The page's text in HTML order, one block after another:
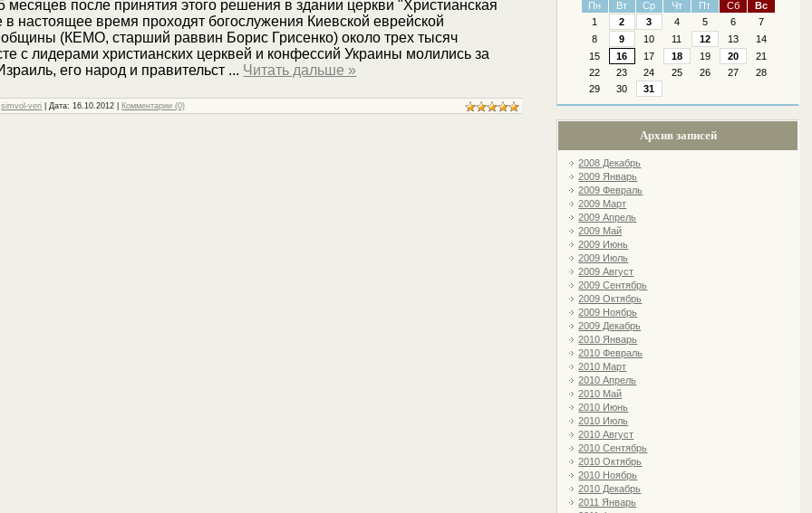
Пн Вт Ср Чт Пт Сб
Вс
1
2 3 4 5 6
7
8
9 10 11 12 13
14
15
16 17 18 19 20
21
22
23 24 25 26 27
28
29
30 31
Архив записей
2008 Декабрь
2009 Январь
2009 Февраль
2009 Март
2009 Апрель
2009 Май
2009 Июнь
2009 Июль
2009 Август
2009 Сентябрь
2009 Октябрь
2009 Ноябрь
2009 Декабрь
2010 Январь
2010 Февраль
2010 Март
2010 Апрель
2010 Май
2010 Июнь
2010 Июль
2010 Август
2010 Сентябрь
2010 Октябрь
2010 Ноябрь
2010 Декабрь
2011 Январь
месяцев после принятия этого решения в здании церкви "Христианская
в настоящее время проходят богослужения Киевской еврейской
(КЕМО, старший раввин Борис Грисенко) около трех тысяч
с лидерами христианских церквей и конфессий Украины молились за
его народ и правительст ... Читать дальше »
simvol-veri | Дата:16.10.2012 Комментарии (0)